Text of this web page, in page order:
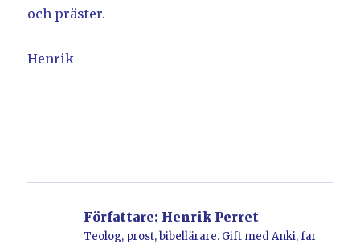
och präster.
Henrik
Författare: Henrik Perret
Teolog, prost, bibellärare. Gift med Anki, far